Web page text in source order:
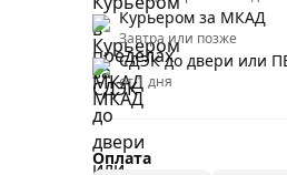
Курьером за МКАД
Завтра или позже
СДЭК до двери или
от 1 дня
Оплата